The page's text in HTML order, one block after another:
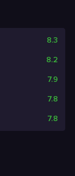
8.3
8.2
7.9
7.8
7.8